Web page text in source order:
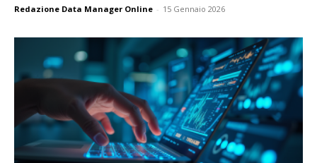
Redazione Data Manager Online - 15 Gennaio 2026